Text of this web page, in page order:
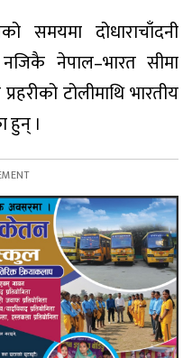
समयमा दोधाराचाँदनी
नेपाल–भारत सीमा
टोलीमाथि भारतीय
।